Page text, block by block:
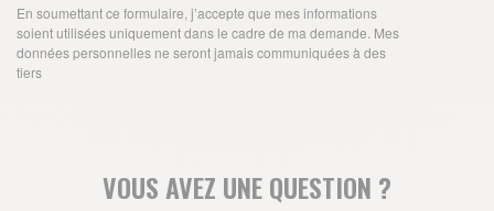
En soumettant ce formulaire, j’accepte que mes informations
soient utilisées uniquement dans le cadre de ma demande. Mes
données personnelles ne seront jamais communiquées à des
tiers
VOUS AVEZ UNE QUESTION ?